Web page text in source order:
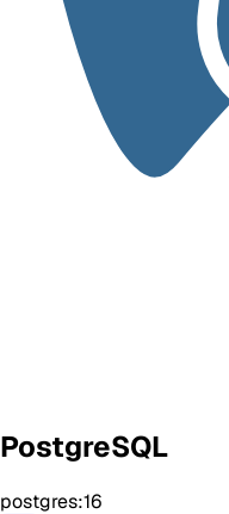
PostgreSQL
postgres:16